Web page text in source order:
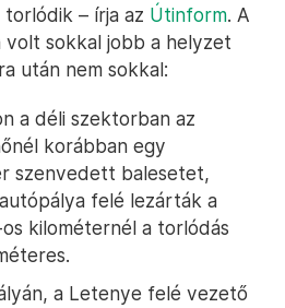
– írja az Útinform. A
volt sokkal jobb a helyzet
után nem sokkal:
a déli szektorban az
korábban egy
szenvedett balesetet,
felé lezárták a
kilométernél a torlódás
a Letenye felé vezető